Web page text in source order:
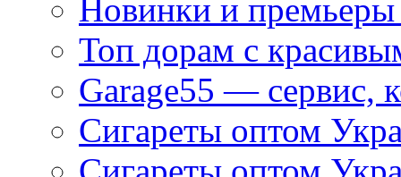
Новинки и
Топ дорам с
Garage55 — сервис,
Сигареты оптом